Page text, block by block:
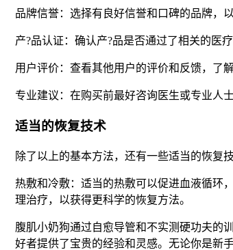
品牌信誉：选择有良好信誉和口碑的品牌，
产?品认证：确认产?品是否通过了相关的医
用户评价：查看其他用户的评价和反馈，了
专业建议：在购买前最好咨询医生或专业人
适当的恢复技术
除了以上的基本方法，还有一些适当的恢复
热敷和冷敷：适当的热敷可以促进血液循环
理治疗，以获得更科学的恢复方法。
腹肌小奶狗通过自愈导管和不实测硬功夫的
好者提供了宝贵的经验和灵感。无论你是新